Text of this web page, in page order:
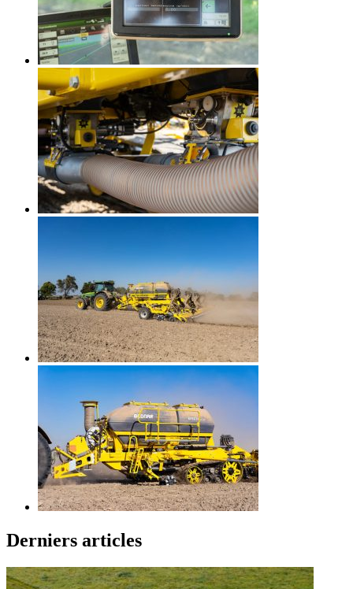
Derniers articles